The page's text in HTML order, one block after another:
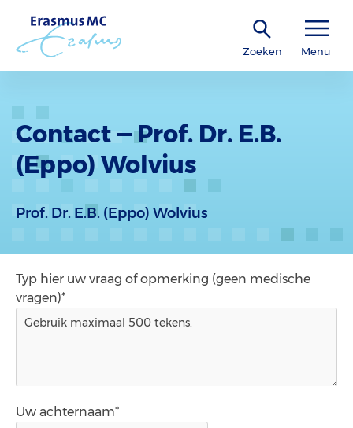
Zoeken Menu
Contact — Prof. Dr. E.B.
(Eppo) Wolvius
Prof. Dr. E.B. (Eppo) Wolvius
Typ hier uw vraag of opmerking (geen medische
vragen)*
Uw achternaam*